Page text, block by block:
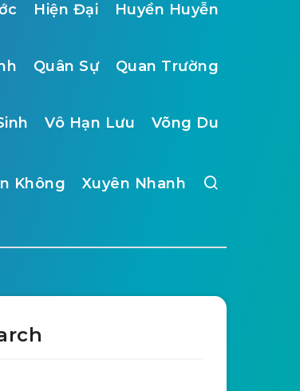
Hiện Đại Huyền Huyễn
Quân Sự Quan Trường
Vô Hạn Lưu Võng Du
Không Xuyên Nhanh